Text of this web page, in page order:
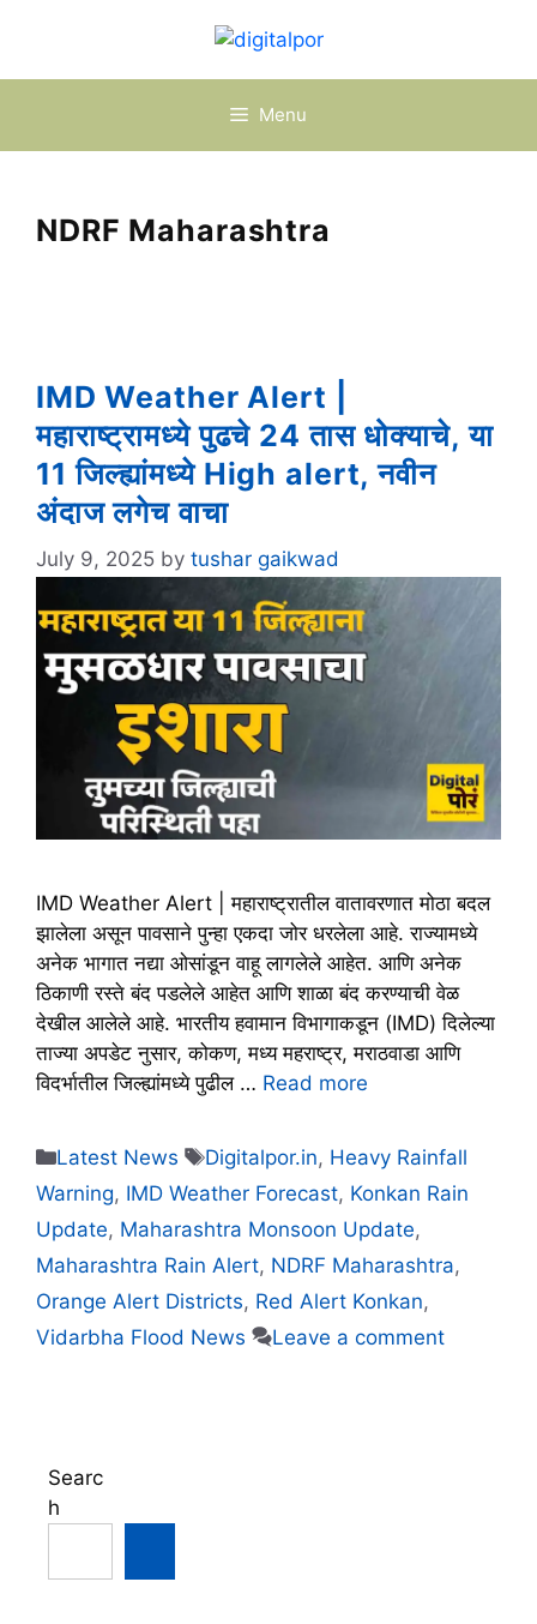
content
Menu
NDRF Maharashtra
IMD Weather Alert |
महाराष्ट्रामध्ये पुढचे 24 तास धोक्याचे, या
11 जिल्ह्यांमध्ये High alert, नवीन
अंदाज लगेच वाचा
July 9, 2025 by tushar gaikwad
IMD Weather Alert | महाराष्ट्रातील वातावरणात मोठा बदल
झालेला असून पावसाने पुन्हा एकदा जोर धरलेला आहे. राज्यामध्ये
अनेक भागात नद्या ओसांडून वाहू लागलेले आहेत. आणि अनेक
ठिकाणी रस्ते बंद पडलेले आहेत आणि शाळा बंद करण्याची वेळ
देखील आलेले आहे. भारतीय हवामान विभागाकडून (IMD) दिलेल्या
ताज्या अपडेट नुसार, कोकण, मध्य महराष्ट्र, मराठवाडा आणि
विदर्भातील जिल्ह्यांमध्ये पुढील … Read more
Categories
Latest News Tags
Digitalpor.in, Heavy Rainfall
Warning, IMD Weather Forecast, Konkan Rain
Update, Maharashtra Monsoon Update,
Maharashtra Rain Alert, NDRF Maharashtra,
Orange Alert Districts, Red Alert Konkan,
Vidarbha Flood News
Leave a comment
Searc
h